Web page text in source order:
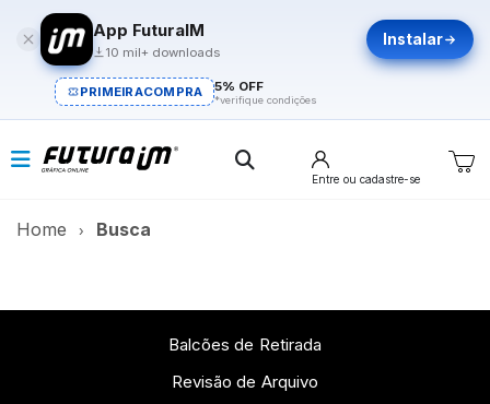
App FuturaIM
10 mil+ downloads
Instalar
PRIMEIRACOMPRA 5% OFF
*verifique condições
Entre ou cadastre-se
Home Busca
Balcões de Retirada
Revisão de Arquivo